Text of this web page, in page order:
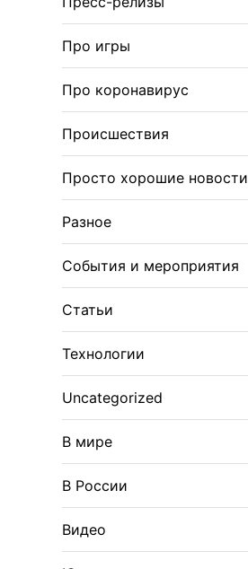
Про игры
Про коронавирус
Происшествия
Просто хорошие новости
Разное
События и мероприятия
Статьи
Технологии
Uncategorized
В мире
В России
Видео